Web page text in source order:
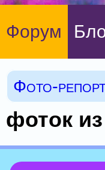
Форум
Фото-
фоток